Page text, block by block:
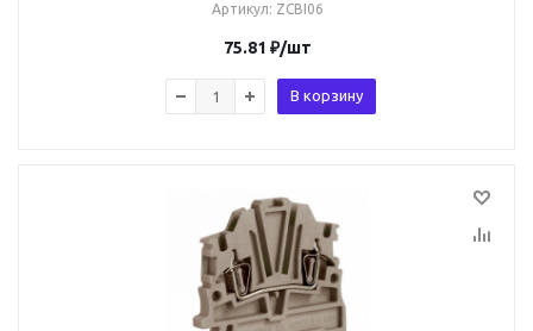
Артикул: ZCBI06
75.81 ₽/шт
В корзину